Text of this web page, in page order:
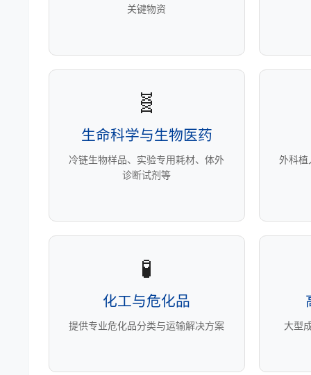
关键物资
🧬
生命科学与生物医药
冷链生物样品、实验专用耗材、体外
诊断试剂等
外科植
🧪
化工与危化品
提供专业危化品分类与运输解决方案 大型